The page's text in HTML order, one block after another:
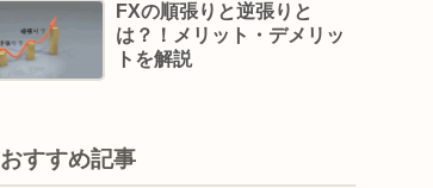
FXの順張りと逆張りと
は？！メリット・デメリッ
トを解説
おすすめ記事